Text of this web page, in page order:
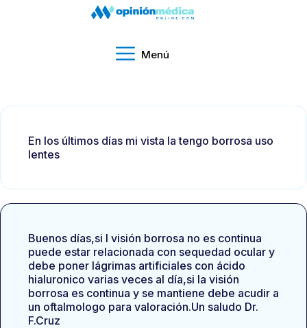
Menú
En los últimos días mi vista la tengo borrosa uso
lentes
Buenos días,si l visión borrosa no es continua
puede estar relacionada con sequedad ocular y
debe poner lágrimas artificiales con ácido
hialuronico varias veces al día,si la visión
borrosa es continua y se mantiene debe acudir a
un oftalmologo para valoración.Un saludo Dr.
F.Cruz